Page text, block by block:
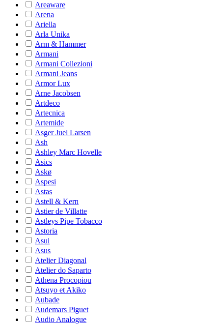
Areaware
Arena
Ariella
Arla Unika
Arm & Hammer
Armani
Armani Collezioni
Armani Jeans
Armor Lux
Arne Jacobsen
Artdeco
Artecnica
Artemide
Asger Juel Larsen
Ash
Ashley Marc Hovelle
Asics
Askø
Aspesi
Astas
Astell & Kern
Astier de Villatte
Astleys Pipe Tobacco
Astoria
Asui
Asus
Atelier Diagonal
Atelier do Saparto
Athena Procopiou
Atsuyo et Akiko
Aubade
Audemars Piguet
Audio Analogue